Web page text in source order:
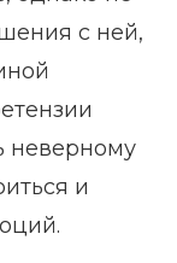
с ней,
неверному
и